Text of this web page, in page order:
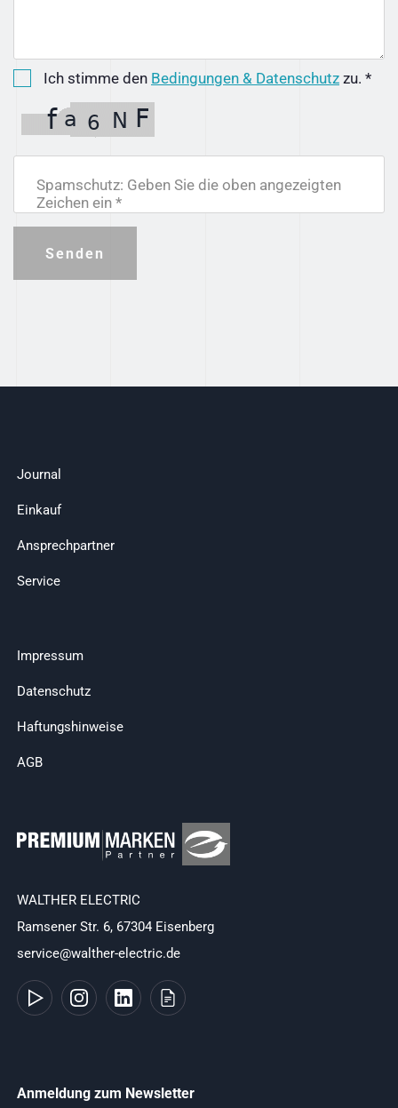
Ich stimme den Bedingungen & Datenschutz zu. *
Spamschutz: Geben Sie die oben angezeigten
Zeichen ein *
Senden
Journal
Einkauf
Ansprechpartner
Service
Impressum
Datenschutz
Haftungshinweise
AGB
WALTHER ELECTRIC
Ramsener Str. 6, 67304 Eisenberg
service@walther-electric.de
Anmeldung zum Newsletter